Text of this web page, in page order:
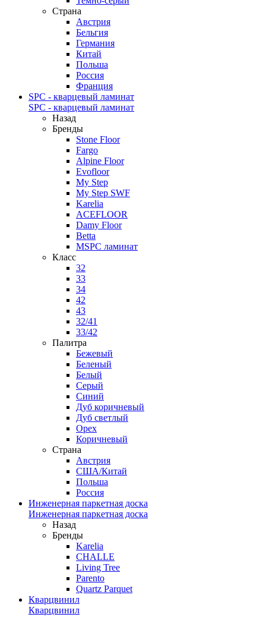
Страна
Австрия
Бельгия
Германия
Китай
Польша
Россия
Франция
SPC - кварцевый ламинат
SPC - кварцевый ламинат
Назад
Бренды
Stone Floor
Fargo
Alpine Floor
Evofloor
My Step
My Step SWF
Karelia
ACEFLOOR
Damy Floor
Betta
MSPC ламинат
Класс
32
33
34
42
43
32/41
33/42
Палитра
Бежевый
Беленый
Белый
Серый
Синий
Дуб коричневый
Дуб светлый
Орех
Коричневый
Страна
Австрия
США/Китай
Польша
Россия
Инженерная паркетная доска
Инженерная паркетная доска
Назад
Бренды
Karelia
CHALLE
Living Tree
Parento
Quartz Parquet
Кварцвинил
Кварцвинил